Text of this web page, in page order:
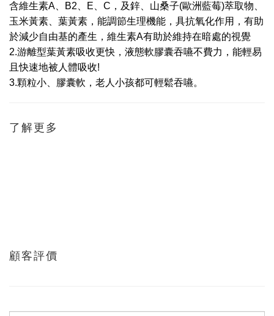
含維生素A、B2、E、C，及鋅、山桑子(歐洲藍莓)萃取物、
玉米黃素、葉黃素，能調節生理機能，具抗氧化作用，有助
於減少自由基的產生，維生素A有助於維持在暗處的視覺
2.游離型葉黃素吸收更快 ， 液態軟膠囊吞嚥不費力 ， 能輕易
且快速地被人體吸收!
3.顆粒小、膠囊軟，老人小孩都可輕鬆吞嚥。
了解更多
顧客評價